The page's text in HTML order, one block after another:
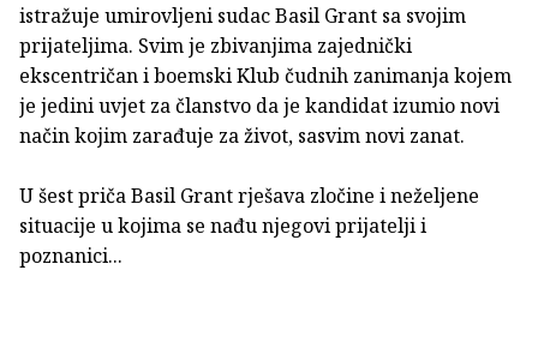
istražuje umirovljeni sudac Basil Grant sa svojim
prijateljima. Svim je zbivanjima zajednički
ekscentričan i boemski Klub čudnih zanimanja kojem
je jedini uvjet za članstvo da je kandidat izumio novi
način kojim zarađuje za život, sasvim novi zanat.
U šest priča Basil Grant rješava zločine i neželjene
situacije u kojima se nađu njegovi prijatelji i
poznanici...